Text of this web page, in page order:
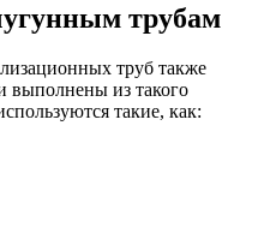
трубам
труб также
выполнены из такого
такие, как: